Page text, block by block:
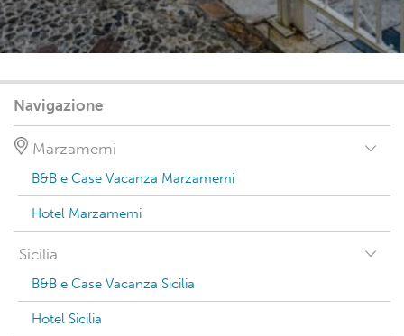
Navigazione
Marzamemi
B&B e Case Vacanza Marzamemi
Hotel Marzamemi
Sicilia
B&B e Case Vacanza Sicilia
Hotel Sicilia